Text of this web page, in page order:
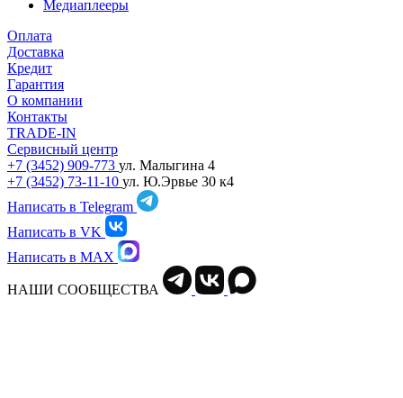
Медиаплееры
Оплата
Доставка
Кредит
Гарантия
О компании
Контакты
TRADE-IN
Сервисный центр
+7 (3452) 909-773 ул. Малыгина 4
+7 (3452) 73-11-10 ул. Ю.Эрвье 30 к4
Написать в Telegram
Написать в VK
Написать в MAX
НАШИ СООБЩЕСТВА